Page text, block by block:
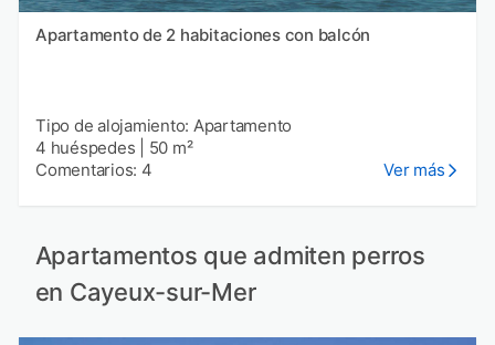
Apartamento de 2 habitaciones con balcón
Tipo de alojamiento: Apartamento
4 huéspedes
50 m²
Comentarios: 4
Ver más
Apartamentos que admiten perros
en Cayeux-sur-Mer